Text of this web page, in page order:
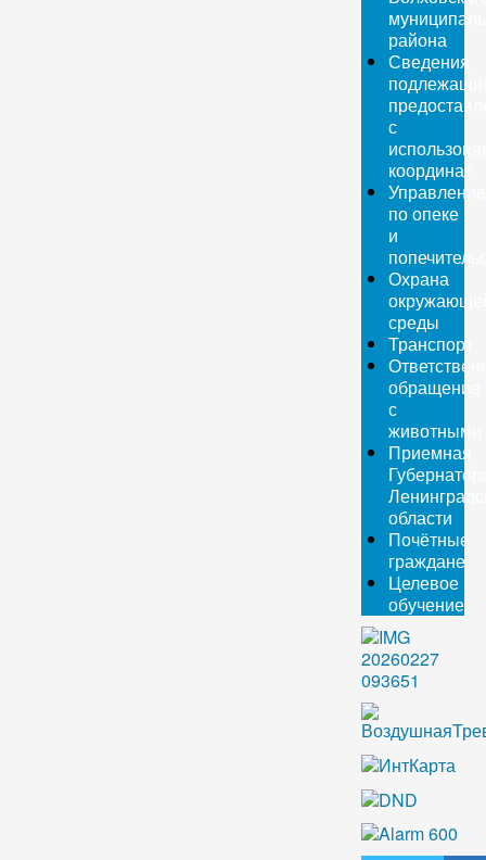
района
Сведения,
с
координат
Управление
по опеке
и
Охрана
среды
Транспорт
обращение
с
животными
Приемная
области
Почётные
граждане
Целевое
обучение